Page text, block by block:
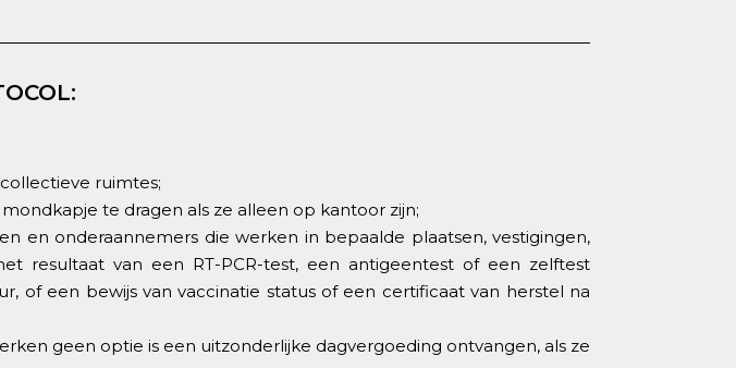
ruimtes;
te dragen als ze alleen op kantoor zijn;
en onderaannemers die werken in bepaalde plaatsen, vestigingen,
resultaat van een RT-PCR-test, een antigeentest of een zelftest
of een bewijs van vaccinatie status of een certificaat van herstel na
geen optie is een uitzonderlijke dagvergoeding ontvangen, als ze